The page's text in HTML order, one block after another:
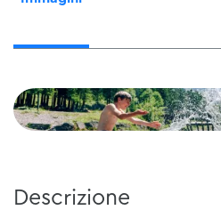
Descrizione